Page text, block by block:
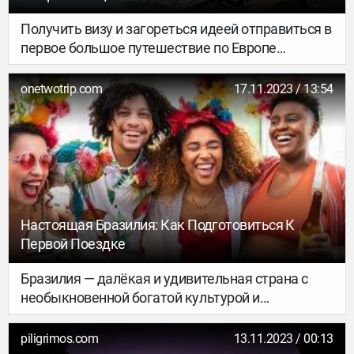
Получить визу и загореться идеей отправиться в
первое большое путешествие по Европе
одному… Звучит сложновато. Как спланировать
такую поездку? Что посмотреть? Где питаться и
жить? Эти вопросы возникают сразу же. Антон
из Беларуси совершил два длительных
путешествия с разницей в пару месяцев. Он
поделился с Piligrimos историей своих поездок.
onetwotrip.com 17.11.2023 / 13:54
Настоящая Бразилия: Как Подготовиться К
Первой Поездке
Бразилия — далëкая и удивительная страна c
необыкновенной богатой культурой и
населением 200+ млн человек. Это самая
большая страна в Латинской Америке, которая
piligrimos.com 13.11.2023 / 00:13